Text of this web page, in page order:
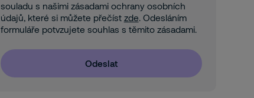
souladu s našimi zásadami ochrany osobních
údajů, které si můžete přečíst zde. Odesláním
formuláře potvzujete souhlas s těmito zásadami.
Odeslat